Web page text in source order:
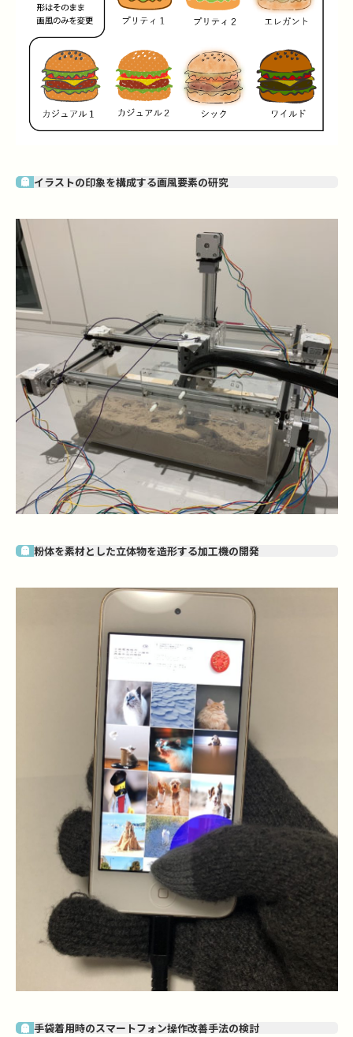
イラストの印象を構成する画風要素の研究
粉体を素材とした立体物を造形する加工機の開発
手袋着用時のスマートフォン操作改善手法の検討